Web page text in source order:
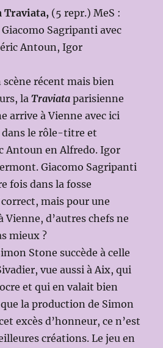
Traviata, (5 repr.) MeS :
Sagripanti avec
Antoun, Igor
récent mais bien
laTraviata parisienne
arrive à Vienne avec ici
dans le rôle-titre et
Antoun en Alfredo. Igor
Giacomo Sagripanti
fois dans la fosse
mais pour une
Vienne, d’autres chefs ne
mieux ?
Stone succède à celle
vue aussi à Aix, qui
et qui en valait bien
la production de Simon
excès d’honneur, ce n’est
créations. Le jeu en